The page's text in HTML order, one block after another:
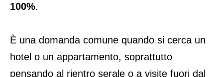
100%.
È una domanda comune quando si cerca un
hotel o un appartamento, soprattutto
pensando al rientro serale o a visite fuori dal